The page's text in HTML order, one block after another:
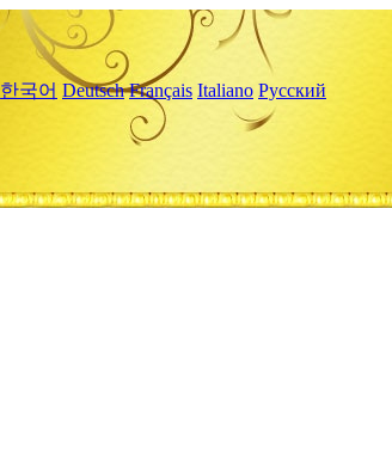
한국어 Deutsch Français Italiano Русский